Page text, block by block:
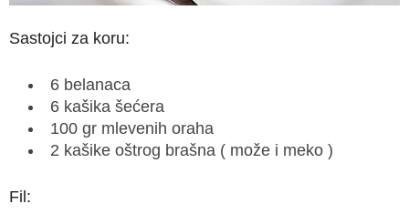
Sastojci za koru:
6 belanaca
6 kašika šećera
100 gr mlevenih oraha
2 kašike oštrog brašna ( može i meko )
Fil: